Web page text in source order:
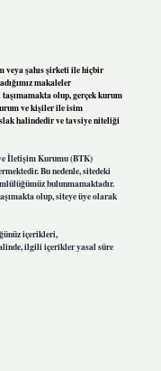
veya şahıs şirketi ile hiçbir
makaleler
olup, gerçek kurum
ve kişiler ile isim
halindedir ve tavsiye niteliği
İletişim Kurumu (BTK)
Bu nedenle, sitedeki
bulunmamaktadır.
olup, siteye üye olarak
içerikleri,
ilgili içerikler yasal süre